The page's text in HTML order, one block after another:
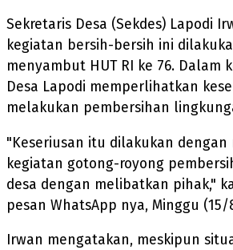
Sekretaris Desa (Sekdes) Lapodi
kegiatan bersih-bersih ini
menyambut HUT RI ke 76. Dalam
Desa Lapodi memperlihatkan
melakukan pembersihan
"Keseriusan itu dilakukan dengan
kegiatan gotong-royong
desa dengan melibatkan pihak,"
pesan WhatsApp nya, Minggu (15/
Irwan mengatakan, meskipun